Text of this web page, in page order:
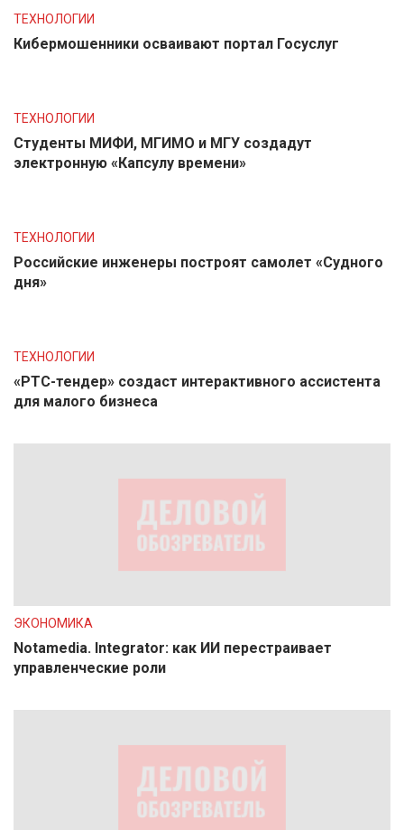
ТЕХНОЛОГИИ
Кибермошенники осваивают портал Госуслуг
ТЕХНОЛОГИИ
Студенты МИФИ, МГИМО и МГУ создадут
электронную «Капсулу времени»
ТЕХНОЛОГИИ
Российские инженеры построят самолет «Судного
дня»
ТЕХНОЛОГИИ
«РТС-тендер» создаст интерактивного ассистента
для малого бизнеса
ЭКОНОМИКА
Notamedia. Integrator: как ИИ перестраивает
управленческие роли